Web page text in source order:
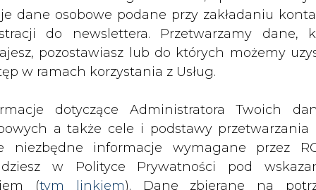
do newslettera. Przetwarzamy dane,
pozostawiasz lub do których możemy
w ramach korzystania z Usług.
a także cele i podstawy przetwarzania
niezbędne informacje wymagane przez
w Polityce Prywatności pod
(tym linkiem). Dane zbierane na
usług mogą być przetwarzane w